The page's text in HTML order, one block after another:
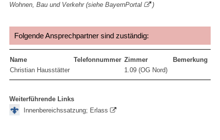
Wohnen, Bau und Verkehr (sieheBayernPortal )
Folgende Ansprechpartner sind zuständig:
Name Telefonnummer Zimmer
Bemerkung
Christian Hausstätter
1.09 (OG Nord)
Weiterführende Links
Innenbereichssatzung; Erlass